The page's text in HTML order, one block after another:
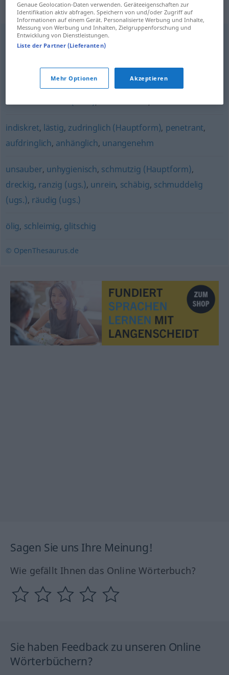
Synonyme für "schmierig"
anzüglich,pikant,frivol,schlüpfrig
schleimig (ugs.),honigsüß (lächeln / tun) (ugs.)
scheißfreundlich (derb)
indiskret, lästig, zudringlich (Hauptform), penetrant,
aufdringlich, anhänglich, unangenehm
unsauber, unhygienisch, schmutzig (Hauptform),
dreckig, ranzig (ugs.), unrein, schäbig, schmuddelig
(ugs.), räudig (ugs.)
ölig, schleimig, glitschig
© OpenThesaurus.de
Sagen Sie uns Ihre Meinung!
Wie gefällt Ihnen das Online Wörterbuch?
Sie haben Feedback zu unseren Online
Wörterbüchern?
Genaue Geolocation-Daten verwenden. Geräteeigenschaften zur
Identifikation aktiv abfragen. Speichern von und/oder Zugriff auf
Informationen auf einem Gerät. Personalisierte Werbung und Inhalte,
Messung von Werbung und Inhalten, Zielgruppenforschung und
Entwicklung von Dienstleistungen.
Liste der Partner (Lieferanten)
Mehr Optionen Akzeptieren